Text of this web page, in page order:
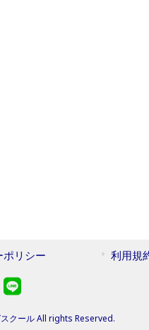
ポリシー 利用規
クール All rights Reserved.